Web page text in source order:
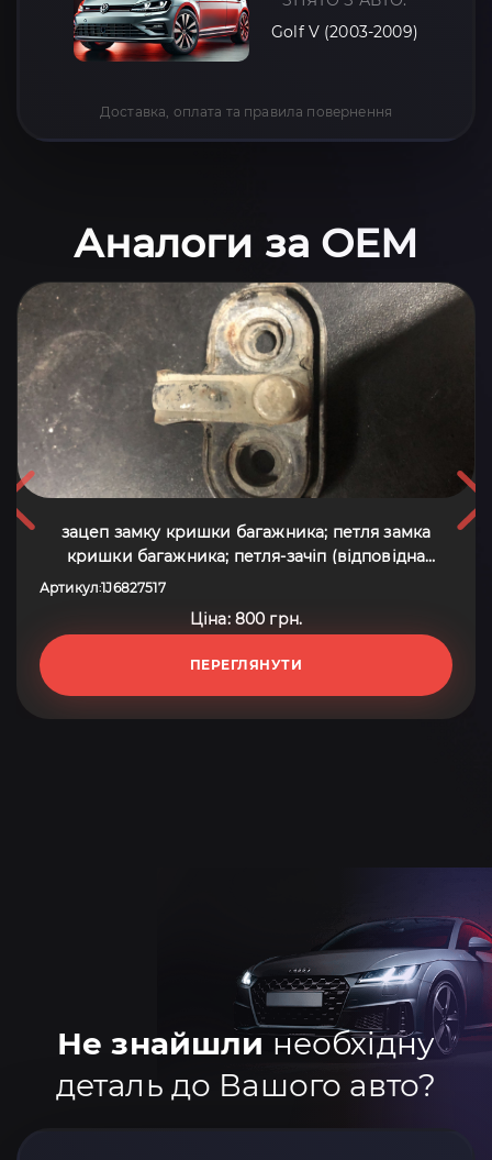
Golf V (2003-2009)
Доставка, оплата та правила повернення
Аналоги за OEM
зацеп замку кришки багажника; петля замка
кришки багажника; петля-зачіп (відповідна
частина замка дверей задніх 3-х/(5-х) / кришки
кришки багажника; Фіксатор/петля (зацеп) замка
Артикул:1J6827517
Ціна: 800 грн.
ПЕРЕГЛЯНУТИ
Не знайшли необхідну
деталь до Вашого авто?